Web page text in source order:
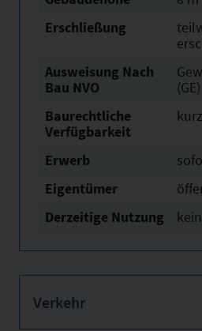
Erschließung
Ausweisung Nach
Bau NVO
(GE)
Baurechtliche
Verfügbarkeit
Erwerb
Eigentümer
Derzeitige Nutzung
Verkehr